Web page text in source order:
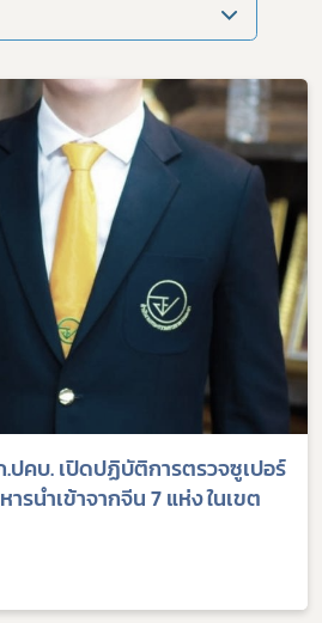
ปคบ. เปิดปฏิบัติการตรวจซูเปอร์
รนำเข้าจากจีน 7 แห่ง ในเขต